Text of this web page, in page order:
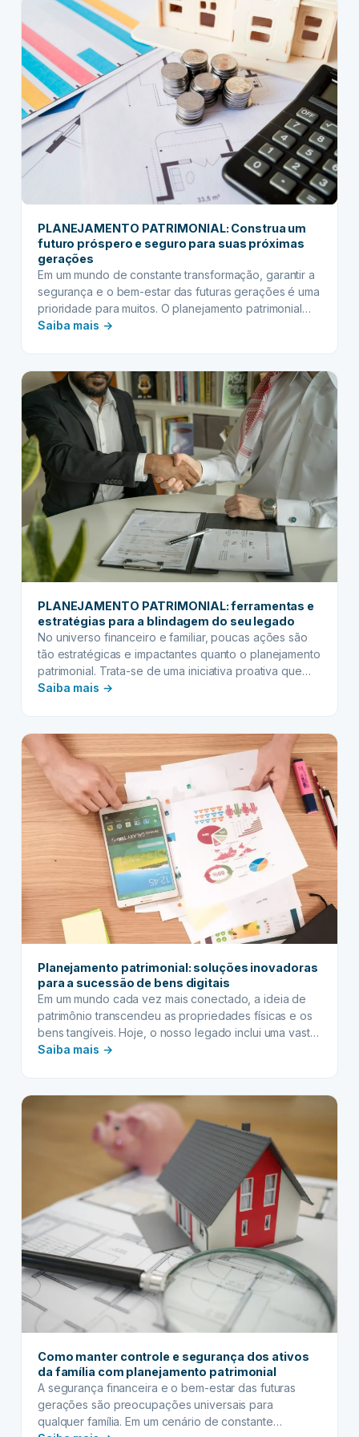
éticos
e
transparência
na
estruturação
PLANEJAMENTO PATRIMONIAL: Construa um
futuro próspero e seguro para suas próximas
gerações
Em um mundo de constante transformação, garantir a
segurança e o bem-estar das futuras gerações é uma
prioridade para muitos. O planejamento patrimonial
emerge como a ferramenta mais eficaz para
tomadas em vida, visando organizar, proteger e
otimizar a transferência de…
Saiba mais →:
Construa
um
futuro
próspero
seguro
para
suas
próximas
gerações
PLANEJAMENTO PATRIMONIAL: ferramentas e
estratégias para a blindagem do seu legado
No universo financeiro e familiar, poucas ações são
tão estratégicas e impactantes quanto o planejamento
patrimonial. Trata-se de uma iniciativa proativa que
visa organizar, proteger e otimizar a transmissão de
aos herdeiros de forma eficiente e segura. Em…
Saiba mais →:
ferramentas
e
estratégias
para
a
blindagem
do
seu
legado
Planejamento patrimonial: soluções inovadoras
para a sucessão de bens digitais
Em um mundo cada vez mais conectado, a ideia de
patrimônio transcendeu as propriedades físicas e os
bens tangíveis. Hoje, o nosso legado inclui uma vasta
gama de planejamento patrimonial que se torna não
Saiba mais →:
soluções
inovadoras
para
sucessão
de
bens
digitais
Como manter controle e segurança dos ativos
da família com planejamento patrimonial
A segurança financeira e o bem-estar das futuras
gerações são preocupações universais para
qualquer família. Em um cenário de constante